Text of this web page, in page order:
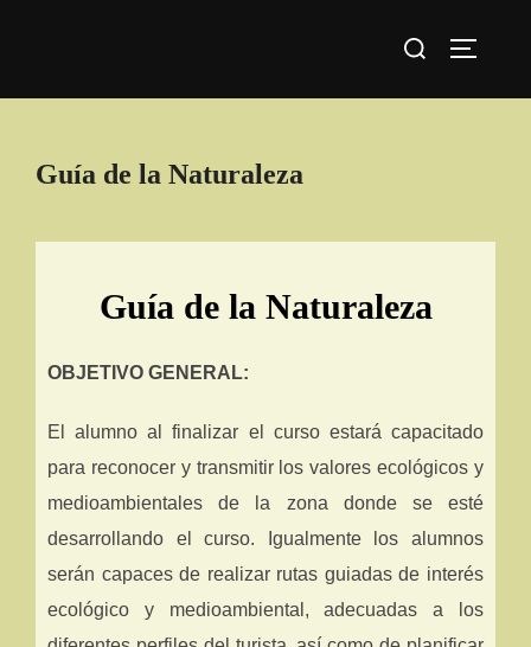
Guía de la Naturaleza
Guía de la Naturaleza
OBJETIVO GENERAL:
El alumno al finalizar el curso estará capacitado
para reconocer y transmitir los valores ecológicos y
medioambientales de la zona donde se esté
desarrollando el curso. Igualmente los alumnos
serán capaces de realizar rutas guiadas de interés
ecológico y medioambiental, adecuadas a los